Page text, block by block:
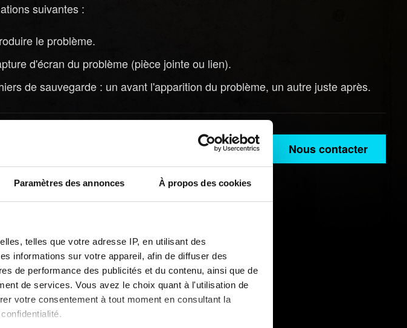
Paramètres des annonces À propos des cookies
telles que votre adresse IP, en utilisant des
informations sur votre appareil, afin de diffuser des
de performance des publicités et du contenu, ainsi que de
de services. Vous avez le choix quant à l'utilisation de
votre consentement à tout moment en consultant la
suivantes :
le problème.
d'écran du problème (pièce jointe ou lien).
de sauvegarde : un avant l'apparition du problème, un autre juste après.
Nous contacter